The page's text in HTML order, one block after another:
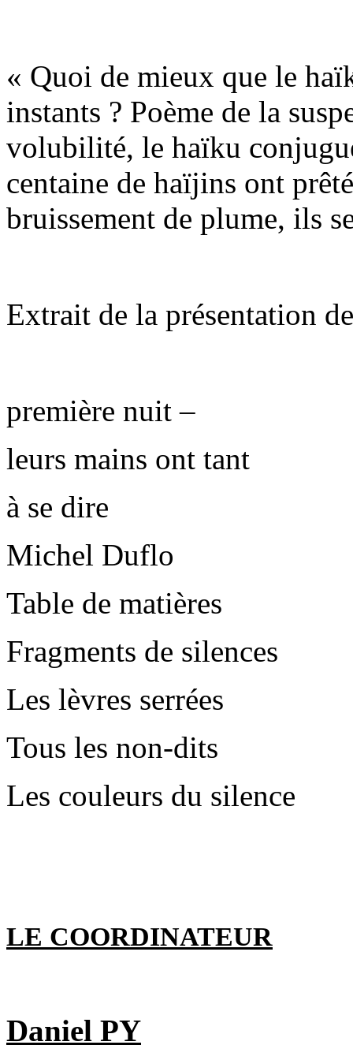
« Quoi de mieux que le
instants ? Poème de la
volubilité, le haïku
centaine de haïjins ont
bruissement de plume, ils
Extrait de la présentation
première nuit –
leurs mains ont tant
à se dire
Michel Duflo
Table de matières
Fragments de silences
Les lèvres serrées
Tous les non-dits
Les couleurs du silence
LE COORDINATEUR
Daniel PY